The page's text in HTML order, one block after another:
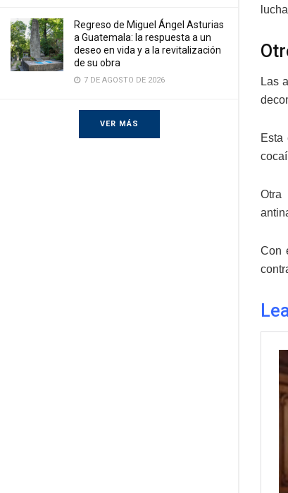
Regreso de Miguel Ángel Asturias
a Guatemala: la respuesta a un
deseo en vida y a la revitalización
de su obra
7 DE AGOSTO DE 2026
VER MÁS
Las
Esta
Otra
Con